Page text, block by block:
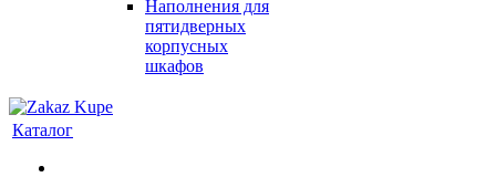
Наполнения для
пятидверных
корпусных
шкафов
Каталог